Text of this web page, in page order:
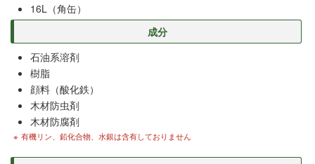
16L（角缶）
成分
石油系溶剤
樹脂
顔料（酸化鉄）
木材防虫剤
木材防腐剤
有機リン、鉛化合物、水銀は含有しておりません